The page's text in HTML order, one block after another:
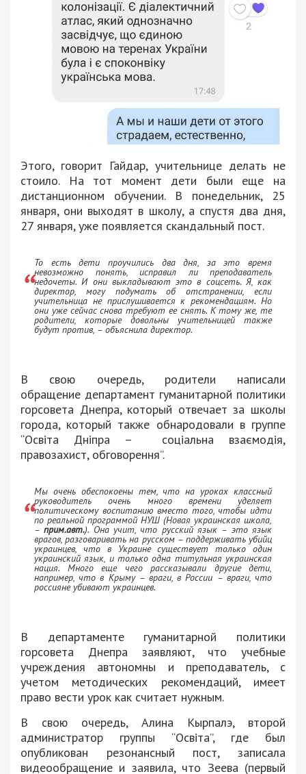
Этого, говорит Гайдар, учительнице делать не
стоило. На тот момент дети были еще на
дистанционном обучении. В понедельник, 25
января, они выходят в школу, а спустя два дня,
27 января, уже появляется скандальный пост.
То есть дети проучились два дня, за это время
невозможно понять, исправил ли преподаватель
недочеты. И они выкладывают это в соцсеть. Я, как
директор, могу подумать об отстранении, если
учительница не прислушивается к рекомендациям. Но
они уже сейчас снова требуют ее снять. К тому же, те
родители, которые довольны учительницей также
будут против, – объяснила директор.
В свою очередь, родители написали
обращение департамент гуманитарной политики
горсовета Днепра, который отвечает за школы
города, который также обнародовали в группе
“Освіта Дніпра – соціальна взаємодія,
правозахист, обговорення”.
Мы очень обеспокоены тем, что на уроках классный
руководитель очень много времени уделяет
политическому воспитанию вместо того, чтобы идти
по реальной программой НУШ (Новая украинская школа,
–прим.авт.). Она учит, что русский язык – это язык
врагов, разговаривать на русском – поддерживать убийц
украинцев, что в Украине существует только один
украинский язык, и только одна титульная украинская
нация. Много еще чего рассказывали другие дети,
например, что в Крыму – враги, в России – враги, что
россияне убивают украинцев.
В департаменте гуманитарной политики
горсовета Днепра заявляют, что учебные
учреждения автономны и преподаватель, с
учетом методических рекомендаций, имеет
право вести урок как считает нужным.
В свою очередь, Алина Кырпалэ, второй
администратор группы “Освіта”, где был
опубликован резонансный пост, записала
видеообращение и заявила, что Зеева (первый